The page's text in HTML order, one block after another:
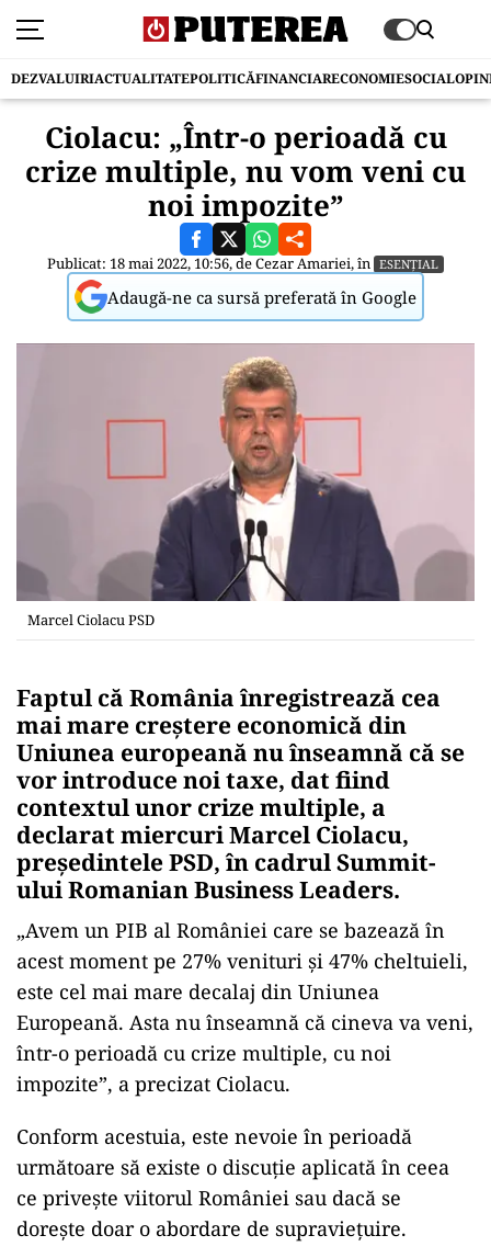
DEZVALUIRIACTUALITATEPOLITICĂFINANCIARECONOMIESOCIAL
Ciolacu: „Într-o perioadă cu
crize multiple, nu vom veni cu
noi impozite”
Publicat: 18 mai 2022, 10:56, deCezar Amariei, în ESENȚIAL
Adaugă-ne ca sursă preferată în Google
Marcel Ciolacu PSD
Faptul că România înregistrează cea
mai mare creștere economică din
Uniunea europeană nu înseamnă că se
vor introduce noi taxe, dat fiind
contextul unor crize multiple, a
declarat miercuri Marcel Ciolacu,
președintele PSD, în cadrul Summit-
ului Romanian Business Leaders.
„Avem un PIB al României care se bazează în
acest moment pe 27% venituri şi 47% cheltuieli,
este cel mai mare decalaj din Uniunea
Europeană. Asta nu înseamnă că cineva va veni,
într-o perioadă cu crize multiple, cu noi
impozite”, a precizat Ciolacu.
Conform acestuia, este nevoie în perioadă
următoare să existe o discuţie aplicată în ceea
ce priveşte viitorul României sau dacă se
dorește doar o abordare de supravieţuire.